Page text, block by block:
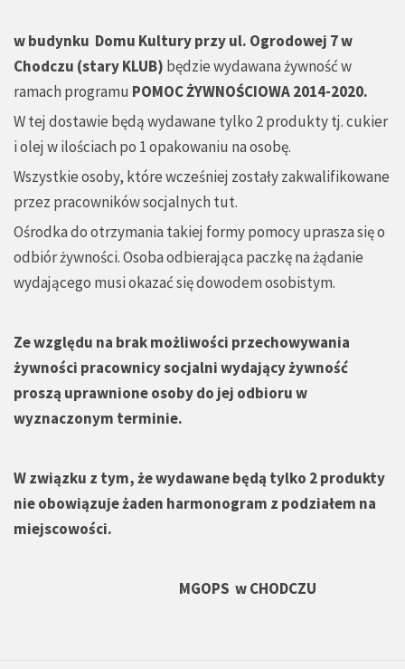
w budynku Domu Kultury przy ul. Ogrodowej 7 w
Chodczu (stary KLUB) będzie wydawana żywność w
ramach programu POMOC ŻYWNOŚCIOWA 2014-2020.
W tej dostawie będą wydawane tylko 2 produkty tj. cukier
i olej w ilościach po 1 opakowaniu na osobę.
Wszystkie osoby, które wcześniej zostały zakwalifikowane
przez pracowników socjalnych tut.
Ośrodka do otrzymania takiej formy pomocy uprasza się o
odbiór żywności. Osoba odbierająca paczkę na żądanie
wydającego musi okazać się dowodem osobistym.
Ze względu na brak możliwości przechowywania
żywności pracownicy socjalni wydający żywność
proszą uprawnione osoby do jej odbioru w
wyznaczonym terminie.
W związku z tym, że wydawane będą tylko 2 produkty
nie obowiązuje żaden harmonogram z podziałem na
miejscowości.
MGOPS w CHODCZU